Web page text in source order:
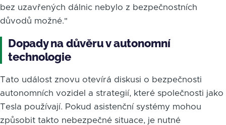
bez uzavřených dálnic nebylo z bezpečnostních
důvodů možné."
Dopady na důvěru v autonomní
technologie
Tato událost znovu otevírá diskusi o bezpečnosti
autonomních vozidel a strategií, které společnosti jako
Tesla používají. Pokud asistenční systémy mohou
způsobit takto nebezpečné situace, je nutné